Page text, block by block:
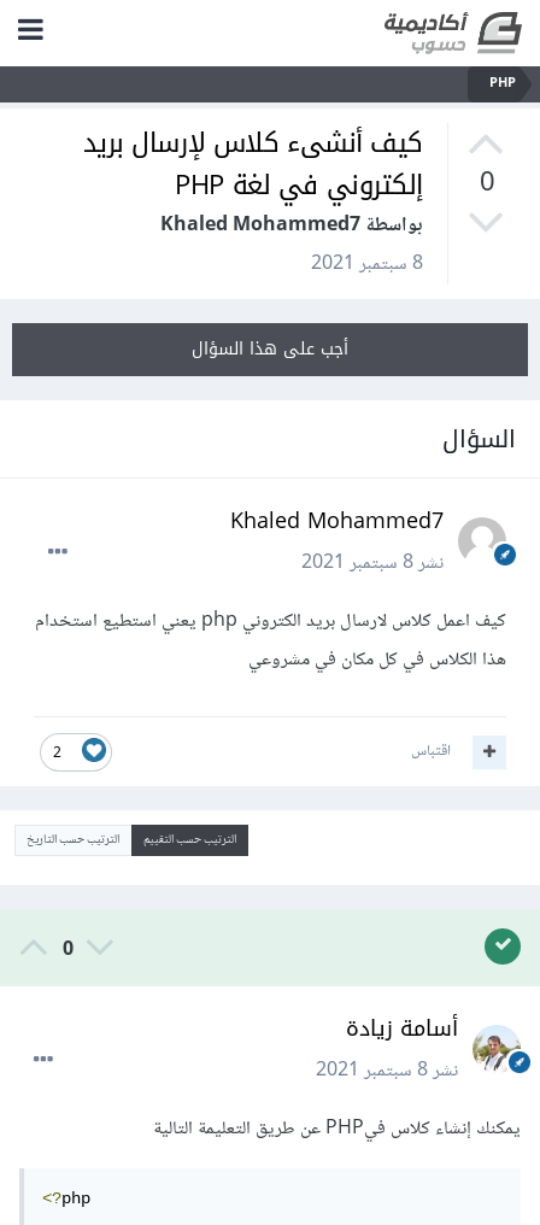
PHP
0
كيف أنشىء كلاس لإرسال بريد
إلكتروني في لغة PHP
بواسطة Khaled Mohammed7
8 سبتمبر 2021
أجب على هذا السؤال
السؤال
Khaled Mohammed7
نشر8 سبتمبر 2021
كيف اعمل كلاس لارسال بريد الكتروني php يعني استطيع استخدام
هذا الكلاس في كل مكان في مشروعي
2 اقتباس
الترتيب حسب التقييم الترتيب حسب التاريخ
0
أسامة زيادة
نشر8 سبتمبر 2021
يمكنك إنشاء كلاس فيPHP عن طريق التعليمة التالية
<?php